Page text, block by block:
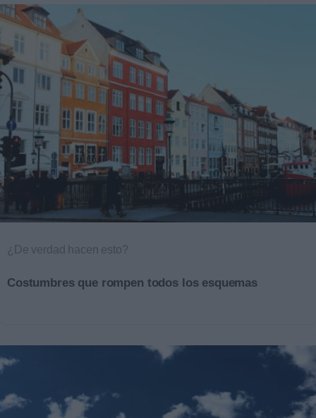
¿De verdad hacen esto?
Costumbres que rompen todos los esquemas